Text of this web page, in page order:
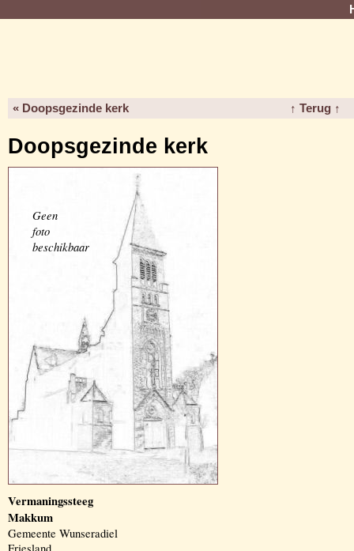
« Doopsgezinde kerk ↑ Terug ↑
Doopsgezinde kerk
Geen
foto
beschikbaar
Vermaningssteeg
Makkum
Gemeente Wunseradiel